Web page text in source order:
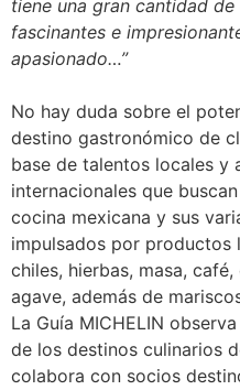
tiene una gran cantidad
fascinantes e
apasionado…”
No hay duda sobre el
destino gastronómico de
base de talentos locales y
internacionales que
cocina mexicana y sus
impulsados ​​por productos
chiles, hierbas, masa,
agave, además de
La Guía MICHELIN
de los destinos culinarios
colabora con socios